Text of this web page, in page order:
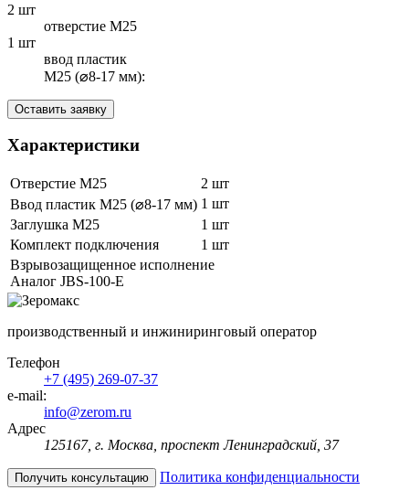
2 шт
отверстие М25
1 шт
ввод пластик
M25 (⌀8-17 мм):
Оставить заявку
Xарактеристики
Отверстие М25
2 шт
Ввод пластик M25 (⌀8-17 мм) 1 шт
Заглушка M25
1 шт
Комплект подключения
1 шт
Взрывозащищенное исполнение
Аналог JBS-100-E
производственный и инжиниринговый оператор
Телефон
+7 (495) 269-07-37
e-mail:
info@zerom.ru
Адрес
125167, г. Москва, проспект Ленинградский, 37
Получить консультацию Политика конфиденциальности